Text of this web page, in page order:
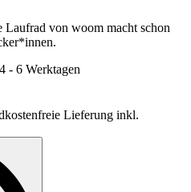
Laufrad von woom macht schon
- 6 Werktagen
Lieferung inkl.